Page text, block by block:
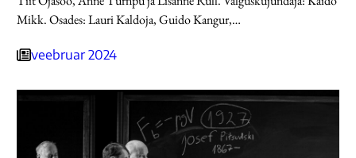
Mikk. Osades: Lauri Kaldoja, Guido Kangur,…
veebruar 2024